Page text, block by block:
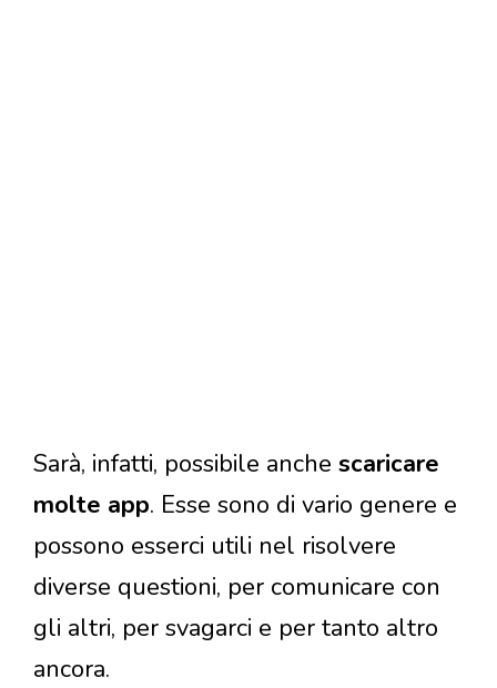
Sarà, infatti, possibile anche scaricare
molte app. Esse sono di vario genere e
possono esserci utili nel risolvere
diverse questioni, per comunicare con
gli altri, per svagarci e per tanto altro
ancora.